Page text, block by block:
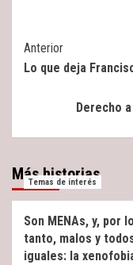
Post
Navigation
Anterior
Lo que deja
Derecho
Más historias
Temas de interés
Son MENAs, y, por lo
tanto, malos y
iguales: la